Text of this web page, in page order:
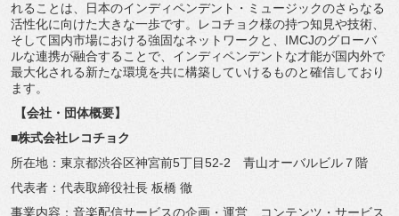
れることは、
日本のインディペンデント・ ミュージックのさらなる
活性化に向けた大きな一歩です。
レコチョク様の持つ知見や技術、
そして国内市場における強固なネットワークと、 IMCJのグローバ
ルな連携が融合することで、 インディペンデントな才能が国内外で
最大化される新たな環境を共に構築していけるものと確信しており
ます。
【会社・団体概要】
■株式会社レコチョク
所在地：東京都渋谷区神宮前5丁目52-2 青山オーバルビル７階
代表者：代表取締役社長 板橋 徹
事業内容：音楽配信サービスの企画・運営、コンテンツ・ サービス